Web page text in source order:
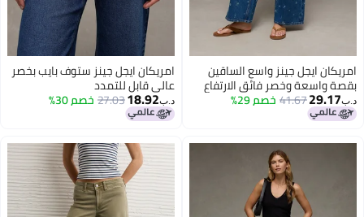
امريكان ايجل جينز واسع الساقين
بقصة واسعة وخصر فائق الارتفاع
من من نسيج دريمي دريب
د.ب‏29.17
41.67خصم 29%
امريكان ايجل جينز ستوف بايب بخصر
عالي قابل للتمدد
د.ب‏18.92
27.03خصم 30%